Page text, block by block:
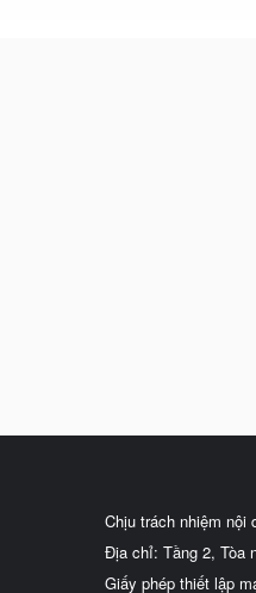
Chịu trách nhiệm nội
Địa chỉ: Tầng 2, Tòa
Giấy phép thiết lập